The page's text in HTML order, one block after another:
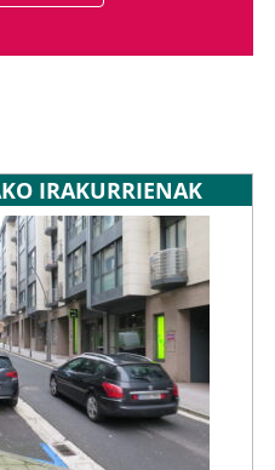
IRAKURRIENAK